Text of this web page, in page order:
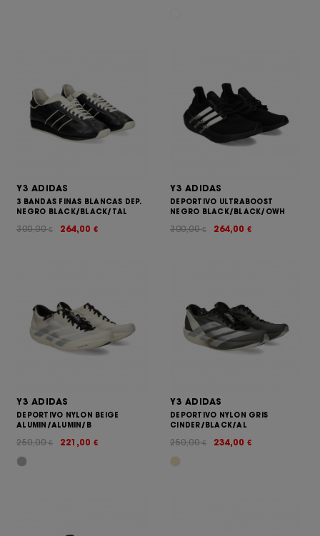
Y3 ADIDAS
3 BANDAS FINAS BLANCAS DEP.
NEGRO BLACK/BLACK/TAL
264,00 €
300,00€
Y3 ADIDAS
DEPORTIVO ULTRABOOST
NEGRO BLACK/BLACK/OWH
264,00 €
300,00€
Y3 ADIDAS
DEPORTIVO NYLON BEIGE
ALUMIN/ALUMIN/B
221,00 €
250,00€
Y3 ADIDAS
DEPORTIVO NYLON GRIS
CINDER/BLACK/AL
234,00 €
250,00€